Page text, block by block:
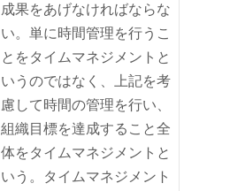
成果をあげなければならな
い。単に時間管理を行うこ
とをタイムマネジメントと
いうのではなく、上記を考
慮して時間の管理を行い、
組織目標を達成すること全
体をタイムマネジメントと
いう。タイムマネジメント